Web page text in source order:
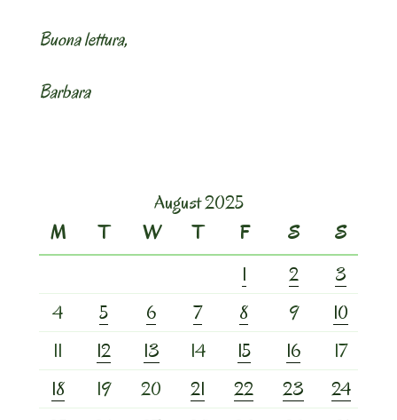
Buona lettura,
Barbara
August 2025
M
T W T F S
S
1
2
3
4
5 6 7 8 9
10
11
12 13 14 15 16
17
18
19 20 21 22 23
24